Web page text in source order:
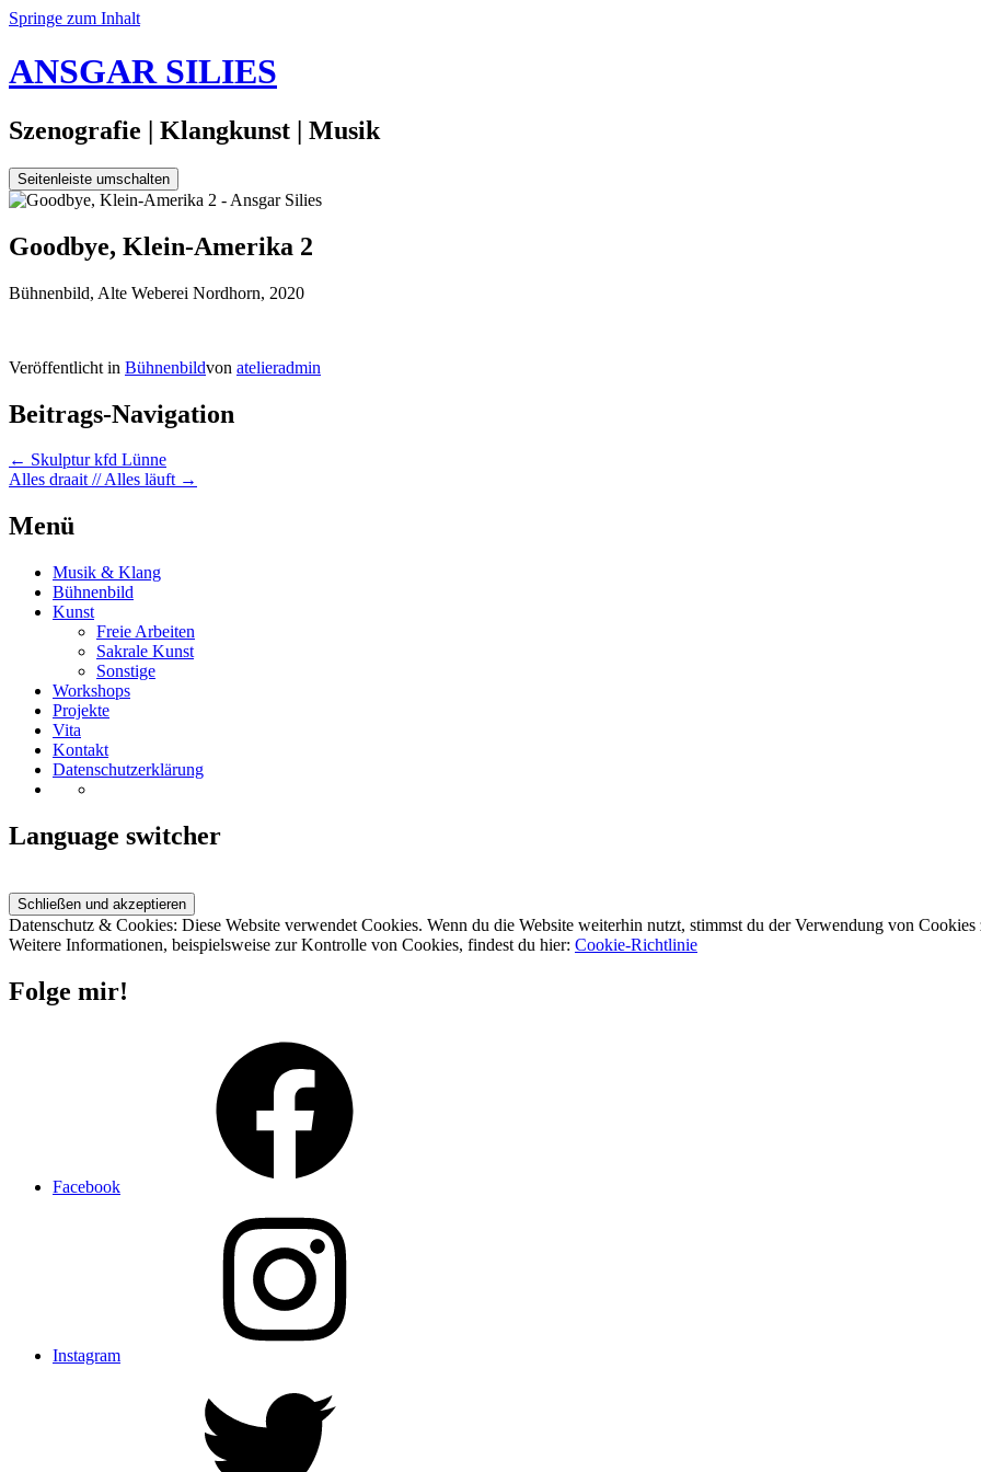
Springe zum Inhalt
ANSGAR SILIES
Szenografie | Klangkunst | Musik
Seitenleiste umschalten
18.
Januar
April
Goodbye, Klein-Amerika 2
Bühnenbild, Alte Weberei Nordhorn, 2020
Veröffentlicht in Bühnenbildvon atelieradmin
Beitrags-Navigation
← Skulptur kfd Lünne
Alles draait // Alles läuft →
Menü
Musik & Klang
Bühnenbild
Kunst
Freie Arbeiten
Sakrale Kunst
Sonstige
Workshops
Projekte
Vita
Kontakt
Datenschutzerklärung
Language switcher
Datenschutz & Cookies: Diese Website verwendet Cookies. Wenn du die Website weiterhin nutzt, stimmst du der Verwendung von Cookies
Weitere Informationen, beispielsweise zur Kontrolle von Cookies, findest du hier: Cookie-Richtlinie
Folge mir!
Facebook
Instagram